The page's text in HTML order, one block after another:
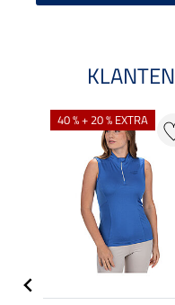
40 % + 20 % EXTRA